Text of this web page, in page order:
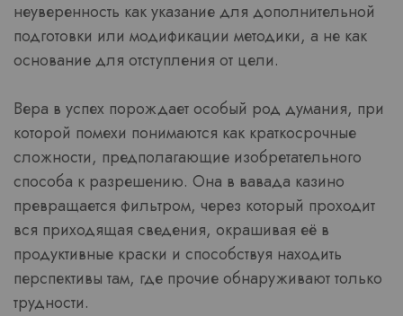
неуверенность как указание для дополнительной
подготовки или модификации методики, а не как
основание для отступления от цели.
Вера в успех порождает особый род думания, при
которой помехи понимаются как краткосрочные
сложности, предполагающие изобретательного
способа к разрешению. Она в вавада казино
превращается фильтром, через который проходит
вся приходящая сведения, окрашивая её в
продуктивные краски и способствуя находить
перспективы там, где прочие обнаруживают только
трудности.